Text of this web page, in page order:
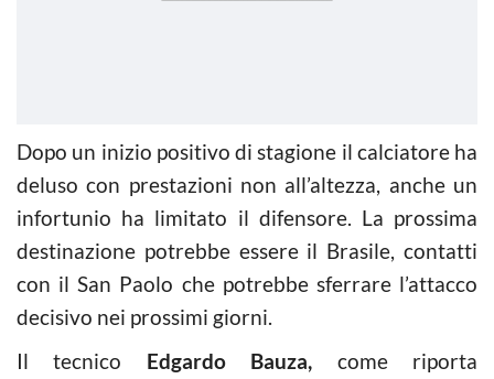
Dopo un inizio positivo di stagione il calciatore ha
deluso con prestazioni non all’altezza, anche un
infortunio ha limitato il difensore. La prossima
destinazione potrebbe essere il Brasile, contatti
con il San Paolo che potrebbe sferrare l’attacco
decisivo nei prossimi giorni.
Il tecnico Edgardo Bauza, come riporta